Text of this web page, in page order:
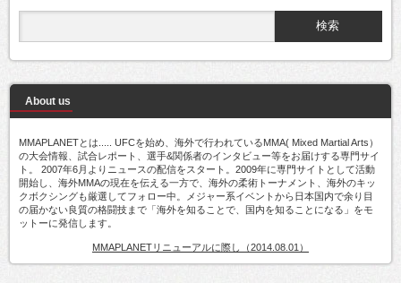
About us
MMAPLANETとは..... UFCを始め、海外で行われているMMA( Mixed Martial Arts）
の大会情報、試合レポート、選手&関係者のインタビュー等をお届けする専門サイ
ト。 2007年6月よりニュースの配信をスタート。2009年に専門サイトとして活動
開始し、海外MMAの現在を伝える一方で、海外の柔術トーナメント、海外のキッ
クボクシングも厳選してフォロー中。メジャー系イベントから日本国内で余り目
の届かない良質の格闘技まで「海外を知ることで、国内を知ることになる」をモ
ットーに発信します。
MMAPLANETリニューアルに際し（2014.08.01）